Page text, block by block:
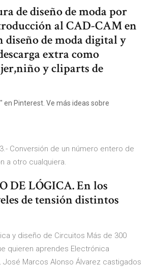
de diseño de moda por
al CAD-CAM en
diseño de moda digital y
extra como
y cliparts de
en Pinterest. Ve más ideas sobre
Conversión de un número entero de
a otro cualquiera.
DE LÓGICA. En los
de tensión distintos
y diseño de Circuitos Más de 300
quieren aprendes Electrónica
José Marcos Alonso Álvarez castigados